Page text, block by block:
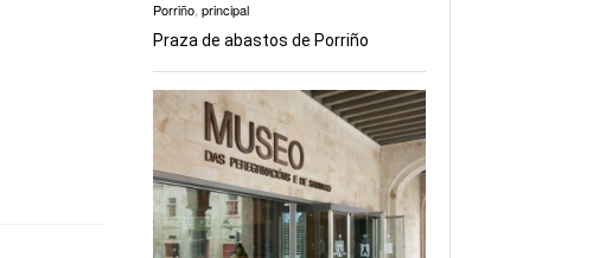
Porriño principal
Praza de abastos de Porriño